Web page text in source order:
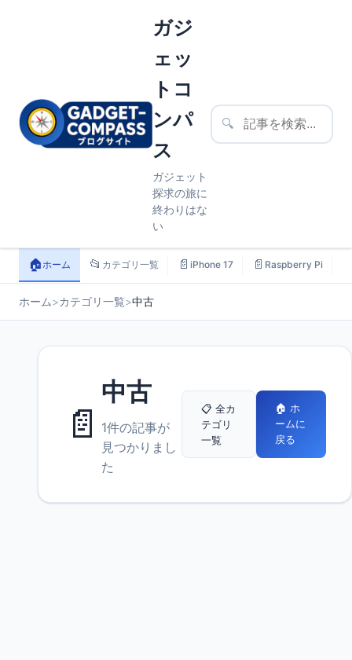
ガジ
ェッ
トコ
ンパ
ス
ガジェット
探求の旅に
終わりはな
い
🔍
🏠ホーム 📂 カテゴリ一覧 📄 iPhone 17 📄 Raspberry Pi
ホーム>カテゴリ一覧>中古
📄
中古
1件の記事が
見つかりまし
た
📋 全カ
テゴリ
一覧
🏠 ホ
ームに
戻る